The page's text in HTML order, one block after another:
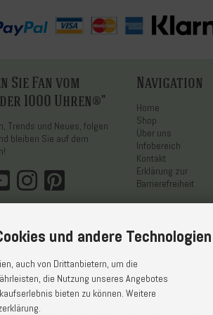
Sie Fan vom
1000 Uhren®"
Trends und Neues, folgen
bleiben Sie auf dem
Navigation
Home
Shop
Über uns
Infobereich
Kontakt
Erklärung zur
Barrierefreiheit
und andere Technologien
auch von Drittanbietern, um die
die Nutzung unseres Angebotes
bieten zu können. Weitere